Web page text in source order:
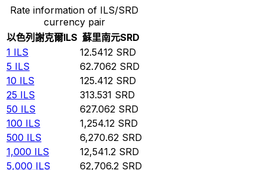
Rate information of ILS/SRD
currency pair
以色列謝克爾ILS 蘇里南元SRD
1 ILS 12.5412 SRD
5 ILS 62.7062 SRD
10 ILS 125.412 SRD
25 ILS 313.531 SRD
50 ILS 627.062 SRD
100 ILS 1,254.12 SRD
500 ILS 6,270.62 SRD
1,000 ILS 12,541.2 SRD
5,000 ILS 62,706.2 SRD